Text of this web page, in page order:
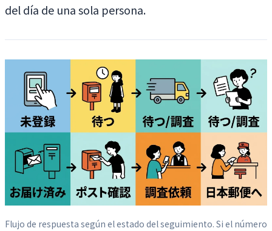
del día de una sola persona.
Flujo de respuesta según el estado del seguimiento. Si el número